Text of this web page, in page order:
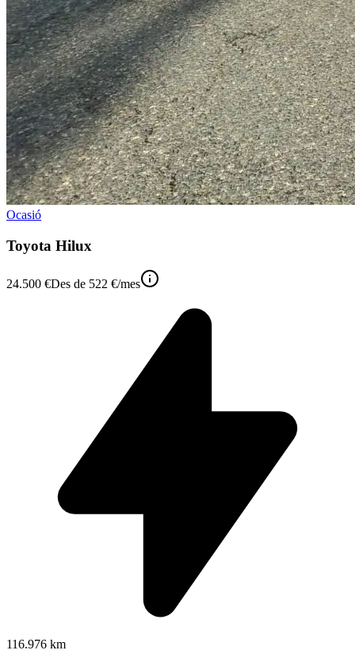
Ocasió
Toyota Hilux
24.500 €Des de 522 €/mes
116.976 km